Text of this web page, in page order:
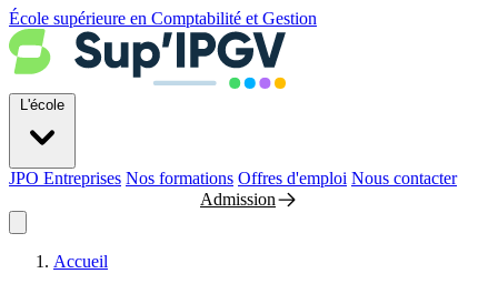
École supérieure en Comptabilité et Gestion
L'école
JPO Entreprises Nos formations Offres d'emploi Nous contacter
Admission
Accueil